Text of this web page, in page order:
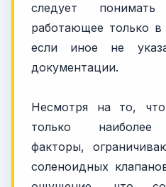
следует
работающее только
если иное не
документации.
Несмотря на то,
только наиболее
факторы,
соленоидных